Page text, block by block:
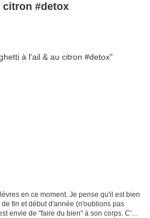
citron #detox
en ce moment. Je pense qu'il est bien
fin et début d'année (n'oublions pas
envie de "faire du bien" à son corps. C'est